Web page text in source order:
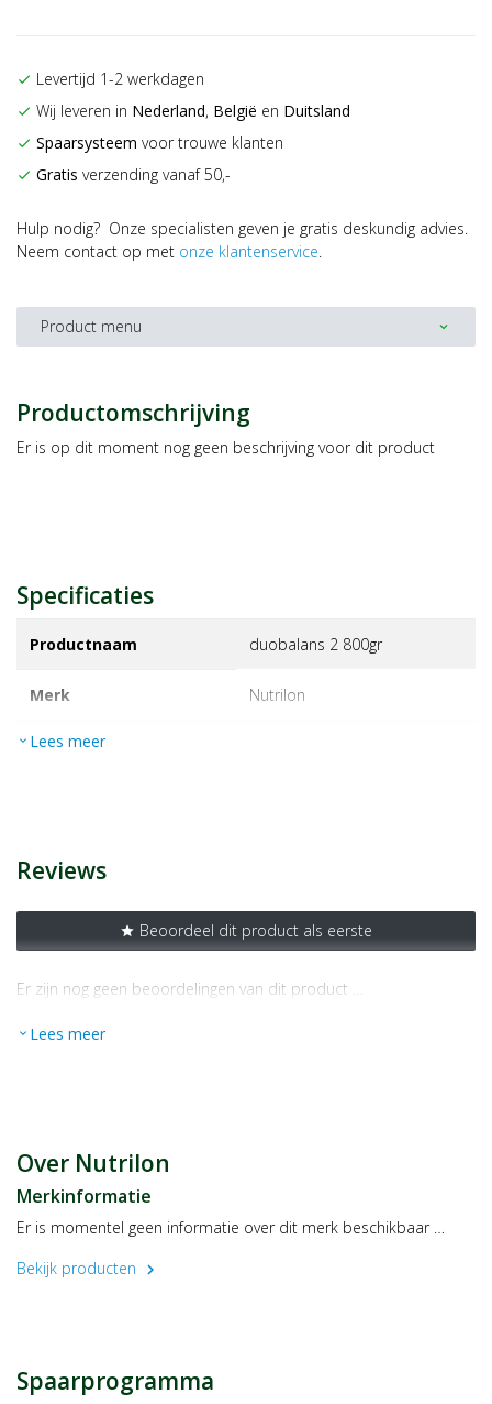
check Levertijd 1-2 werkdagen
check Wij leveren in Nederland, België en Duitsland
check Spaarsysteem voor trouwe klanten
check Gratis verzending vanaf 50,-
Hulp nodig? Onze specialisten geven je gratis deskundig advies.
Neem contact op met onze klantenservice.
Product menu expand_more
Productomschrijving
Er is op dit moment nog geen beschrijving voor dit product
Specificaties
Productnaam duobalans 2 800gr
Merk nutrilon
EAN
expand_more Lees meer
Reviews
star Beoordeel dit product als eerste
Er zijn nog geen beoordelingen van dit product …
expand_more Lees meer
Over Nutrilon
Merkinformatie
Er is momentel geen informatie over dit merk beschikbaar …
Bekijk producten
chevron_right
Spaarprogramma